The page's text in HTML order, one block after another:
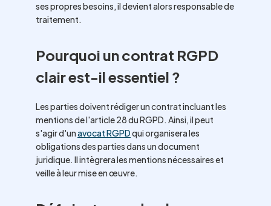
ses propres besoins, il devient alors responsable de
traitement.
Pourquoi un contrat RGPD
clair est-il essentiel ?
Les parties doivent rédiger un contrat incluant les
mentions de l'article 28 du RGPD. Ainsi, il peut
s'agir d'unavocat RGPDqui organisera les
obligations des parties dans un document
juridique. Il intègrera les mentions nécessaires et
veille à leur mise en œuvre.